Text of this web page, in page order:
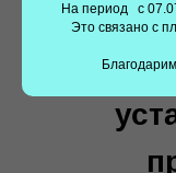
На период с
Это связано с